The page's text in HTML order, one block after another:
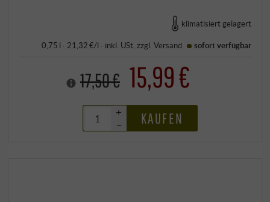
klimatisiert gelagert
0,75 l · 21,32 €/l · inkl. USt, zzgl.Versand sofort verfügbar
17,50 € 15,99 €
+
–
KAUFEN